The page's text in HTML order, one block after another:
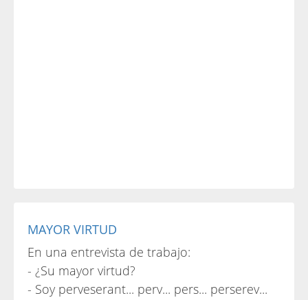
MAYOR VIRTUD
En una entrevista de trabajo:
- ¿Su mayor virtud?
- Soy perveserant... perv... pers... perserev...